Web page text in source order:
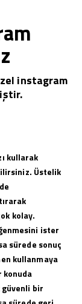
instagram
kullarak
Üstelik
kolay.
ister
sürede sonuç
kullanmaya
konuda
bir